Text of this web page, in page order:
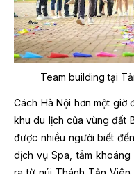
Team building tại
Cách Hà Nội hơn một giờ
khu du lịch của vùng đất
được nhiều người biết
dịch vụ Spa, tắm